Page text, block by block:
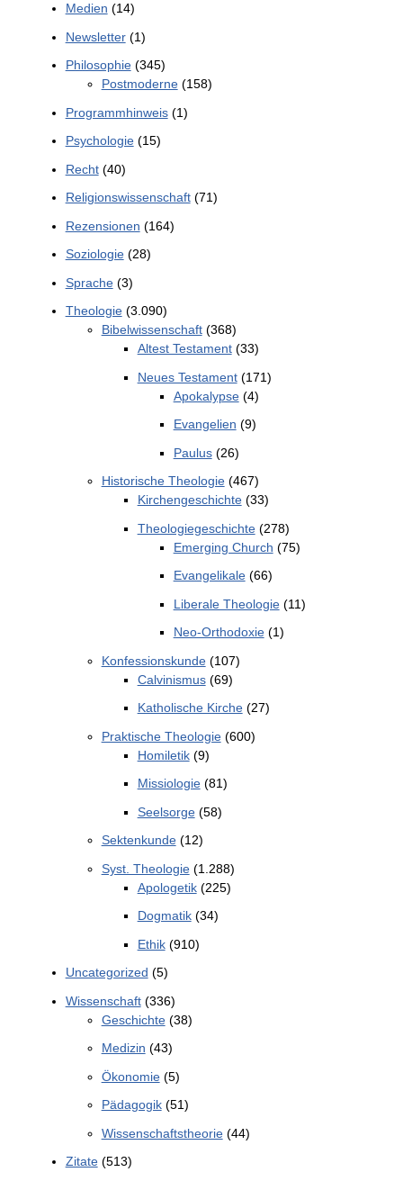
Medien (14)
Newsletter(1)
Philosophie(345)
Postmoderne(158)
Programmhinweis(1)
Psychologie(15)
Recht(40)
Religionswissenschaft(71)
Rezensionen (164)
Soziologie(28)
Sprache(3)
Theologie(3.090)
Bibelwissenschaft(368)
Altest Testament(33)
Neues Testament(171)
Apokalypse(4)
Evangelien (9)
Paulus(26)
Historische Theologie(467)
Kirchengeschichte(33)
Theologiegeschichte(278)
Emerging Church (75)
Evangelikale(66)
Liberale Theologie(11)
Neo-Orthodoxie(1)
Konfessionskunde(107)
Calvinismus(69)
Katholische Kirche(27)
Praktische Theologie(600)
Homiletik(9)
Missiologie(81)
Seelsorge(58)
Sektenkunde(12)
Syst. Theologie(1.288)
Apologetik(225)
Dogmatik(34)
Ethik(910)
Uncategorized (5)
Wissenschaft(336)
Geschichte(38)
Medizin (43)
Ökonomie(5)
Pädagogik(51)
Wissenschaftstheorie(44)
Zitate(513)